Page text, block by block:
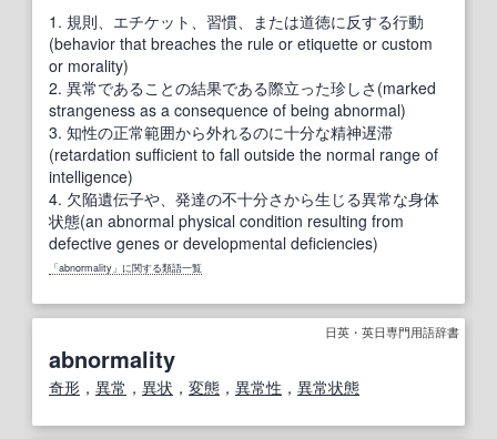
1. 規則、エチケット、習慣、または道徳に反する行動
(behavior that breaches the rule or etiquette or custom
or morality)
2. 異常であることの結果である際立った珍しさ(marked
strangeness as a consequence of being abnormal)
3. 知性の正常範囲から外れるのに十分な精神遅滞
(retardation sufficient to fall outside the normal range of
intelligence)
4. 欠陥遺伝子や、発達の不十分さから生じる異常な身体
状態(an abnormal physical condition resulting from
defective genes or developmental deficiencies)
「abnormality」に関する類語一覧
日英・英日専門用語辞書
abnormality
奇形 ， 異常 ， 異状 ， 変態 ， 異常性 ， 異常状態